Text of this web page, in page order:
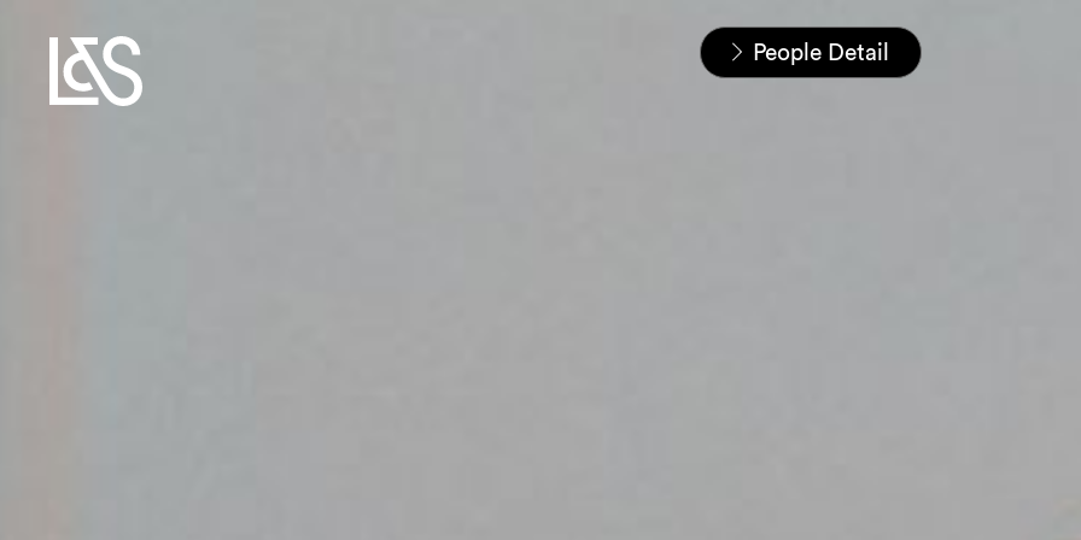
Startseite
Unser Team
People Detail